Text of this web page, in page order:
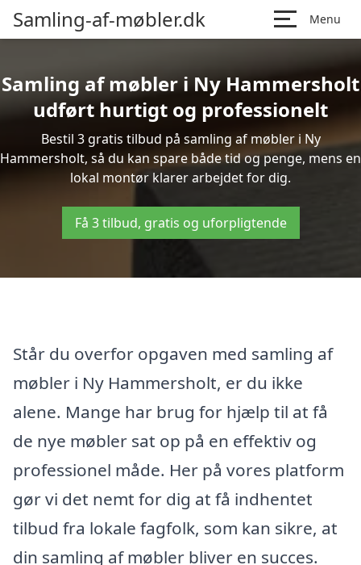
Samling-af-møbler.dk Menu
Samling af møbler i Ny Hammersholt
udført hurtigt og professionelt
Bestil 3 gratis tilbud på samling af møbler i Ny
Hammersholt, så du kan spare både tid og penge, mens en
lokal montør klarer arbejdet for dig.
Få 3 tilbud, gratis og uforpligtende
Står du overfor opgaven med samling af
møbler i Ny Hammersholt, er du ikke
alene. Mange har brug for hjælp til at få
de nye møbler sat op på en effektiv og
professionel måde. Her på vores platform
gør vi det nemt for dig at få indhentet
tilbud fra lokale fagfolk, som kan sikre, at
din samling af møbler bliver en succes.